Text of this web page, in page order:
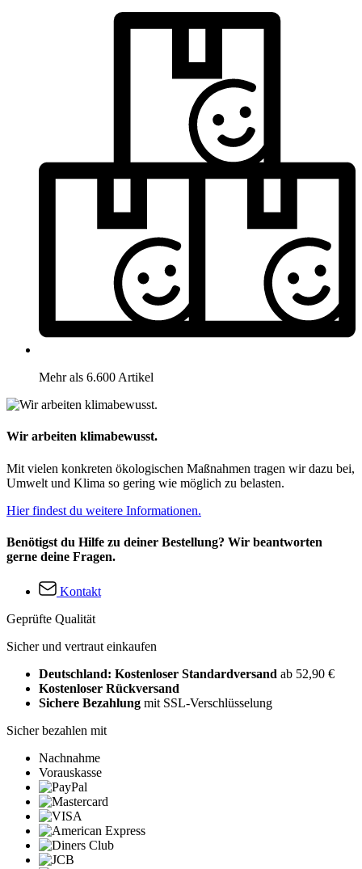
Mehr als 6.600 Artikel
Wir arbeiten klimabewusst.
Mit vielen konkreten ökologischen Maßnahmen tragen wir dazu bei,
Umwelt und Klima so gering wie möglich zu belasten.
Hier findest du weitere Informationen.
Benötigst du Hilfe zu deiner Bestellung? Wir beantworten
gerne deine Fragen.
Kontakt
Geprüfte Qualität
Sicher und vertraut einkaufen
Deutschland: Kostenloser Standardversand ab 52,90 €
Kostenloser Rückversand
Sichere Bezahlung mit SSL-Verschlüsselung
Sicher bezahlen mit
Nachnahme
Vorauskasse